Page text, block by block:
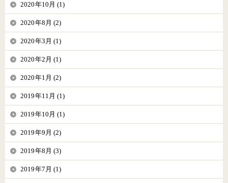
2020年10月 (1)
2020年8月 (2)
2020年3月 (1)
2020年2月 (1)
2020年1月 (2)
2019年11月 (1)
2019年10月 (1)
2019年9月 (2)
2019年8月 (3)
2019年7月 (1)